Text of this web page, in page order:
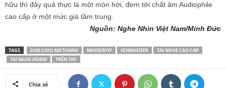
hữu thì đây quả thực là một món hời, đem tới chất âm Audiophile
cao cấp ở một mức giá tầm trung.
Nguồn: Nghe Nhìn Việt Nam/Minh Đức
TAGS DAN CHOI AM THANH MASSDROP SENNHEISER
TAI NGHE CAO CAP
TAI NGHE HD650
TRÊN TAY
Chia sẻ